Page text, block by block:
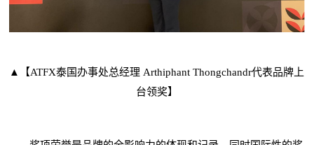
▲【ATFX泰国办事处总经理 Arthiphant Thongchandr代表品牌上
台领奖】